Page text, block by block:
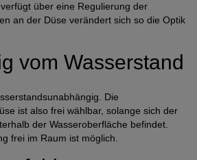
über eine Regulierung der
an der Düse verändert sich so die Optik
vom Wasserstand
Die
ist also frei wählbar, solange sich der
der Wasseroberfläche befindet.
frei im Raum ist möglich.